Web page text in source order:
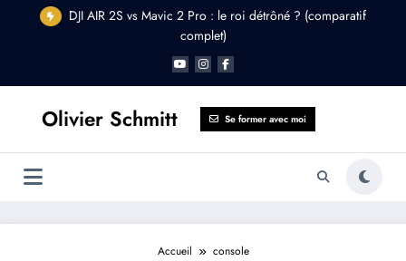
DJI AIR 2S vs Mavic 2 Pro : le roi détrôné ? (comparatif
complet)
Olivier Schmitt Se former avec moi
Accueil console